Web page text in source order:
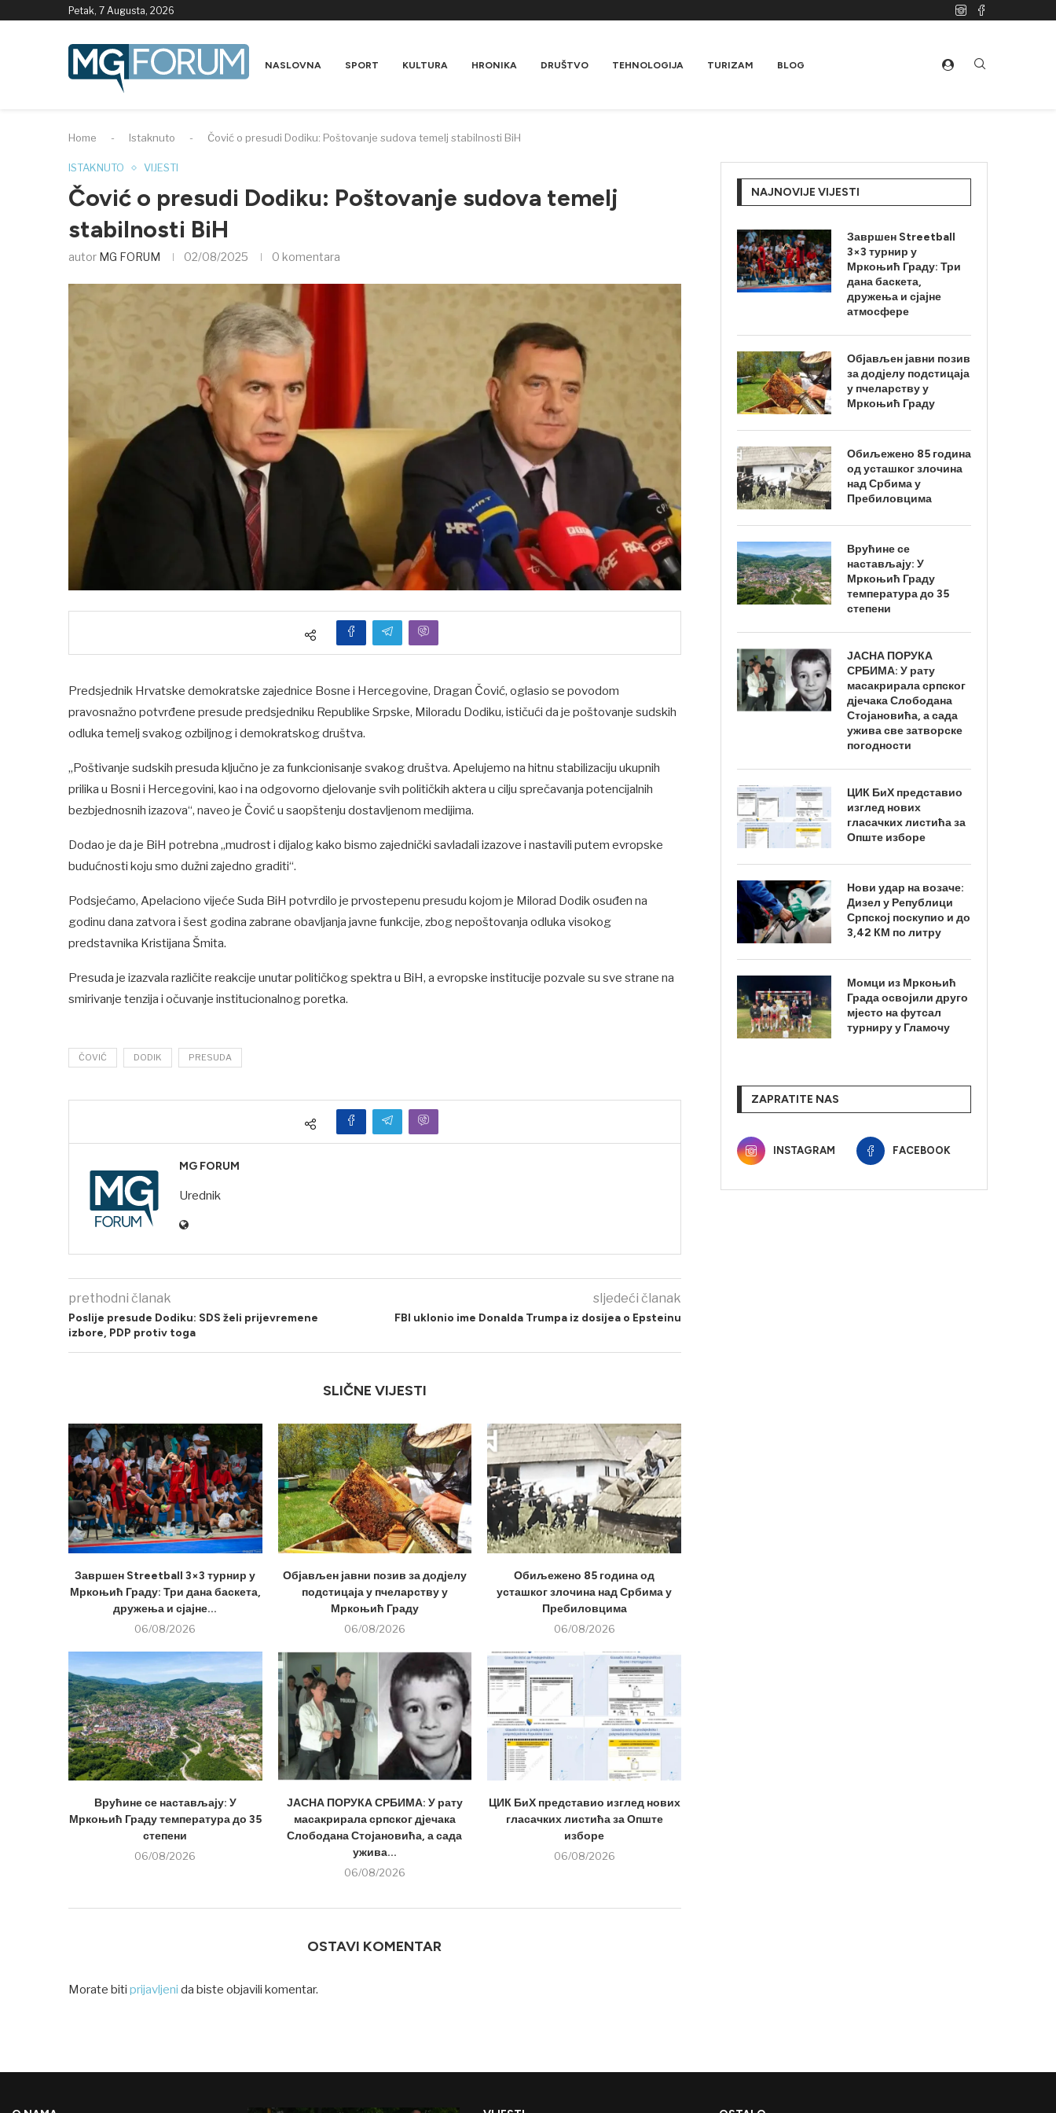
Petak, 7 Augusta, 2026
NASLOVNA SPORT KULTURA HRONIKA DRUŠTVO TEHNOLOGIJA TURIZAM BLOG
Home - Istaknuto - Čović o presudi Dodiku: Poštovanje sudova temelj stabilnosti BiH
ISTAKNUTO VIJESTI
Čović o presudi Dodiku: Poštovanje sudova temelj
stabilnosti BiH
autor MG FORUM 02/08/2025 0 komentara
Predsjednik Hrvatske demokratske zajednice Bosne i Hercegovine, Dragan Čović, oglasio se povodom
pravosnažno potvrđene presude predsjedniku Republike Srpske, Miloradu Dodiku, ističući da je poštovanje sudskih
odluka temelj svakog ozbiljnog i demokratskog društva.
„Poštivanje sudskih presuda ključno je za funkcionisanje svakog društva. Apelujemo na hitnu stabilizaciju ukupnih
prilika u Bosni i Hercegovini, kao i na odgovorno djelovanje svih političkih aktera u cilju sprečavanja potencijalnih
bezbjednosnih izazova“, naveo je Čović u saopštenju dostavljenom medijima.
Dodao je da je BiH potrebna „mudrost i dijalog kako bismo zajednički savladali izazove i nastavili putem evropske
budućnosti koju smo dužni zajedno graditi“.
Podsjećamo, Apelaciono vijeće Suda BiH potvrdilo je prvostepenu presudu kojom je Milorad Dodik osuđen na
godinu dana zatvora i šest godina zabrane obavljanja javne funkcije, zbog nepoštovanja odluka visokog
predstavnika Kristijana Šmita.
Presuda je izazvala različite reakcije unutar političkog spektra u BiH, a evropske institucije pozvale su sve strane na
smirivanje tenzija i očuvanje institucionalnog poretka.
ČOVIĆ DODIK PRESUDA
MG FORUM
Urednik
prethodni članak
Poslije presude Dodiku: SDS želi prijevremene
izbore, PDP protiv toga
sljedeći članak
FBI uklonio ime Donalda Trumpa iz dosijea o Epsteinu
SLIČNE VIJESTI
Завршен Streetball 3×3 турнир у
Мркоњић Граду: Три дана баскета,
дружења и сјајне...
06/08/2026
Објављен јавни позив за додјелу
подстицаја у пчеларству у
Мркоњић Граду
06/08/2026
Обиљежено 85 година од
усташког злочина над Србима у
Пребиловцима
06/08/2026
Врућине се настављају: У
Мркоњић Граду температура до 35
степени
06/08/2026
ЈАСНА ПОРУКА СРБИМА: У рату
масакрирала српског дјечака
Слободана Стојановића, а сада
ужива...
06/08/2026
ЦИК БиХ представио изглед нових
гласачких листића за Опште
изборе
06/08/2026
OSTAVI KOMENTAR
Morate biti prijavljeni da biste objavili komentar.
NAJNOVIJE VIJESTI
Завршен Streetball
3×3 турнир у
Мркоњић Граду: Три
дана баскета,
дружења и сјајне
атмосфере
Објављен јавни позив
за додјелу подстицаја
у пчеларству у
Мркоњић Граду
Обиљежено 85 година
од усташког злочина
над Србима у
Пребиловцима
Врућине се
настављају: У
Мркоњић Граду
температура до 35
степени
ЈАСНА ПОРУКА
СРБИМА: У рату
масакрирала српског
дјечака Слободана
Стојановића, а сада
ужива све затворске
погодности
ЦИК БиХ представио
изглед нових
гласачких листића за
Опште изборе
Нови удар на возаче:
Дизел у Републици
Српској поскупио и до
3,42 КМ по литру
Момци из Мркоњић
Града освојили друго
мјесто на футсал
турниру у Гламочу
ZAPRATITE NAS
INSTAGRAM FACEBOOK